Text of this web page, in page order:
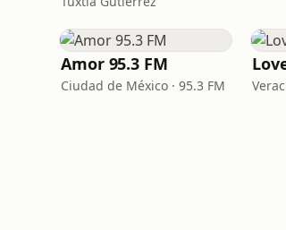
Amor 95.3 FM
Ciudad de México · 95.3 FM